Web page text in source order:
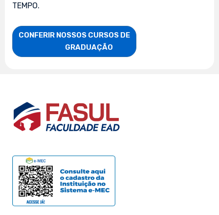
TEMPO.
CONFERIR NOSSOS CURSOS DE
                    GRADUAÇÃO